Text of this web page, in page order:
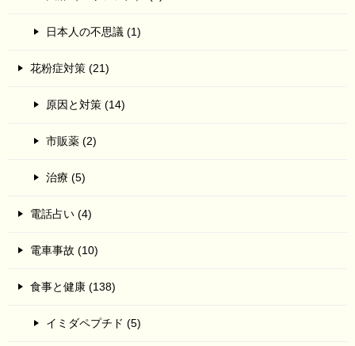
日本人の不思議 (1)
花粉症対策 (21)
原因と対策 (14)
市販薬 (2)
治療 (5)
電話占い (4)
電車事故 (10)
食事と健康 (138)
イミダペプチド (5)